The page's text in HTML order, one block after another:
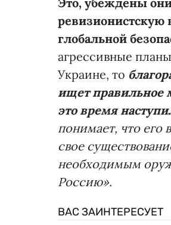
глобальной
агрессивные
Украине, то
ищет правильное
это время
понимает, что его
свое
необходимым
Россию».
ВАС ЗАИНТЕРЕСУЕТ